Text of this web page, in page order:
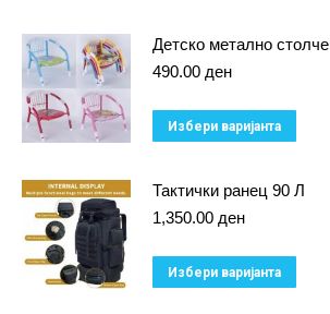
Детско метално столче
490.00 ден
Избери варијанта
has
Тактички ранец 90 Л
1,350.00 ден
Избери варијанта